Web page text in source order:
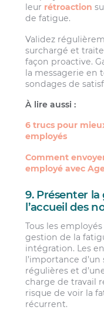
leur rétroaction
de fatigue.
Validez
surchargé et
façon proactive.
la messagerie en
sondages de
À lire aussi :
6 trucs pour
employés
Comment
employé avec
9. Présenter
l’accueil des
Tous les
gestion de la
intégration. Les
l’importance
régulières et
charge de travail
risque de voir la
récurrent.